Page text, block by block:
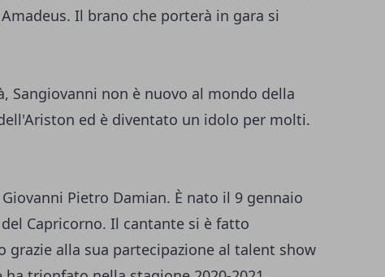
Il brano che porterà in gara si
Sangiovanni non è nuovo al mondo della
ed è diventato un idolo per molti.
Pietro Damian. È nato il 9 gennaio
Capricorno. Il cantante si è fatto
grazie alla sua partecipazione al talent show